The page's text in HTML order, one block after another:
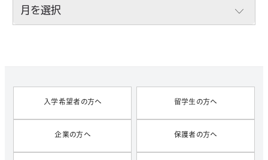
入学希望者の方へ 留学生の方へ
企業の方へ 保護者の方へ